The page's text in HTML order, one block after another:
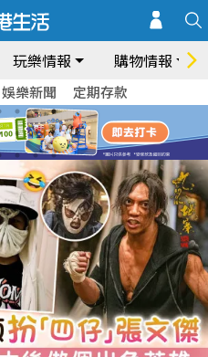
玩樂情報 購物情報
娛樂新聞 定期存款